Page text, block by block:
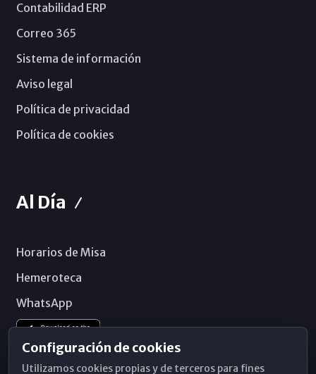
Contabilidad ERP
Correo 365
Sistema de información
Aviso legal
Política de privacidad
Política de cookies
Al Día
Horarios de Misa
Hemeroteca
WhatsApp
Configuración de cookies
Utilizamos cookies propias y de terceros para fines